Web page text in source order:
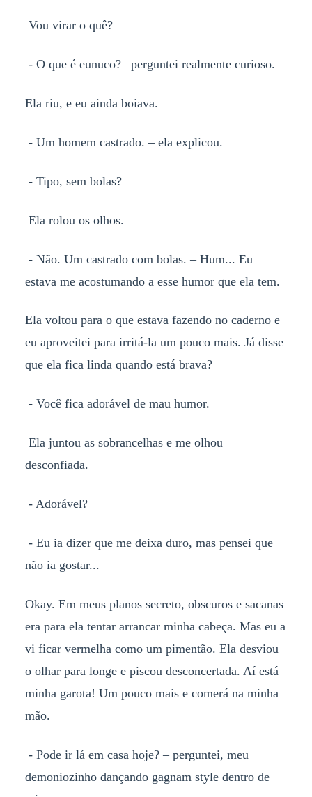
Vou virar o quê?
- O que é eunuco? –perguntei realmente curioso.
Ela riu, e eu ainda boiava.
- Um homem castrado. – ela explicou.
- Tipo, sem bolas?
Ela rolou os olhos.
- Não. Um castrado com bolas. – Hum... Eu
estava me acostumando a esse humor que ela tem.
Ela voltou para o que estava fazendo no caderno e
eu aproveitei para irritá-la um pouco mais. Já disse
que ela fica linda quando está brava?
- Você fica adorável de mau humor.
Ela juntou as sobrancelhas e me olhou
desconfiada.
- Adorável?
- Eu ia dizer que me deixa duro, mas pensei que
não ia gostar...
Okay. Em meus planos secreto, obscuros e sacanas
era para ela tentar arrancar minha cabeça. Mas eu a
vi ficar vermelha como um pimentão. Ela desviou
o olhar para longe e piscou desconcertada. Aí está
minha garota! Um pouco mais e comerá na minha
mão.
- Pode ir lá em casa hoje? – perguntei, meu
demoniozinho dançando gagnam style dentro de